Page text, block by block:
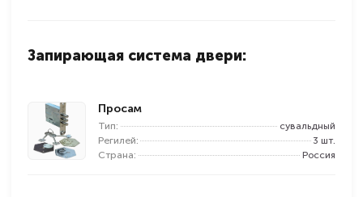
Запирающая система двери:
Просам
Тип:
сувальдный
Регилей:
3 шт.
Страна:
Россия